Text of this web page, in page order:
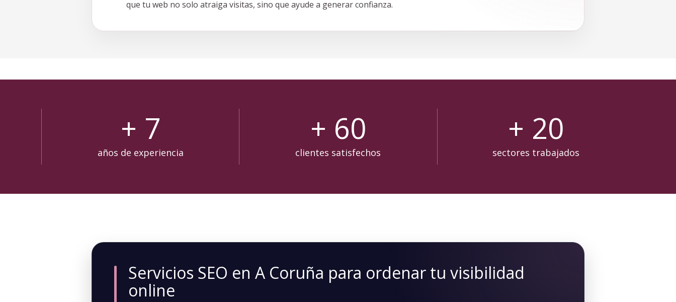
que tu web no solo atraiga visitas, sino que ayude a generar confianza.
+ 7
años de experiencia
+ 60
clientes satisfechos
+ 20
sectores trabajados
Servicios SEO en A Coruña para ordenar tu visibilidad
online